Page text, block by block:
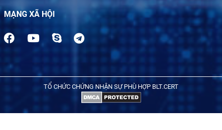
MẠNG XÃ HỘI
TỔ CHỨC CHỨNG NHẬN SỰ PHÙ HỢP BLT.CERT